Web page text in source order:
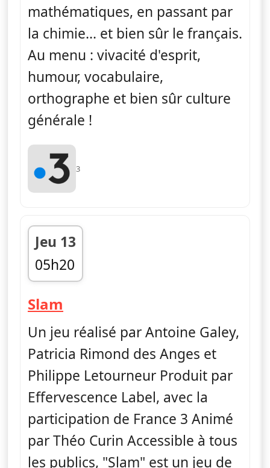
mathématiques, en passant par
la chimie... et bien sûr le français.
Au menu : vivacité d'esprit,
humour, vocabulaire,
orthographe et bien sûr culture
générale !
3
Jeu 13
05h20
fin 06h01
Slam
Un jeu réalisé par Antoine Galey,
Patricia Rimond des Anges et
Philippe Letourneur Produit par
Effervescence Label, avec la
participation de France 3 Animé
par Théo Curin Accessible à tous
les publics, "Slam" est un jeu de